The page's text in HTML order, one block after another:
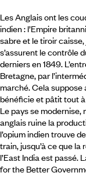
Les Anglais ont les
indien : l’Empire
sabre et le tiroir
s’assurent le contrôle
derniers en 1849.
Bretagne, par
marché. Cela suppose
bénéficie et pâtit tout
Le pays se
anglais ruine la
l’opium indien trouve
train, jusqu’à ce que
l’East India est passé.
for the Better